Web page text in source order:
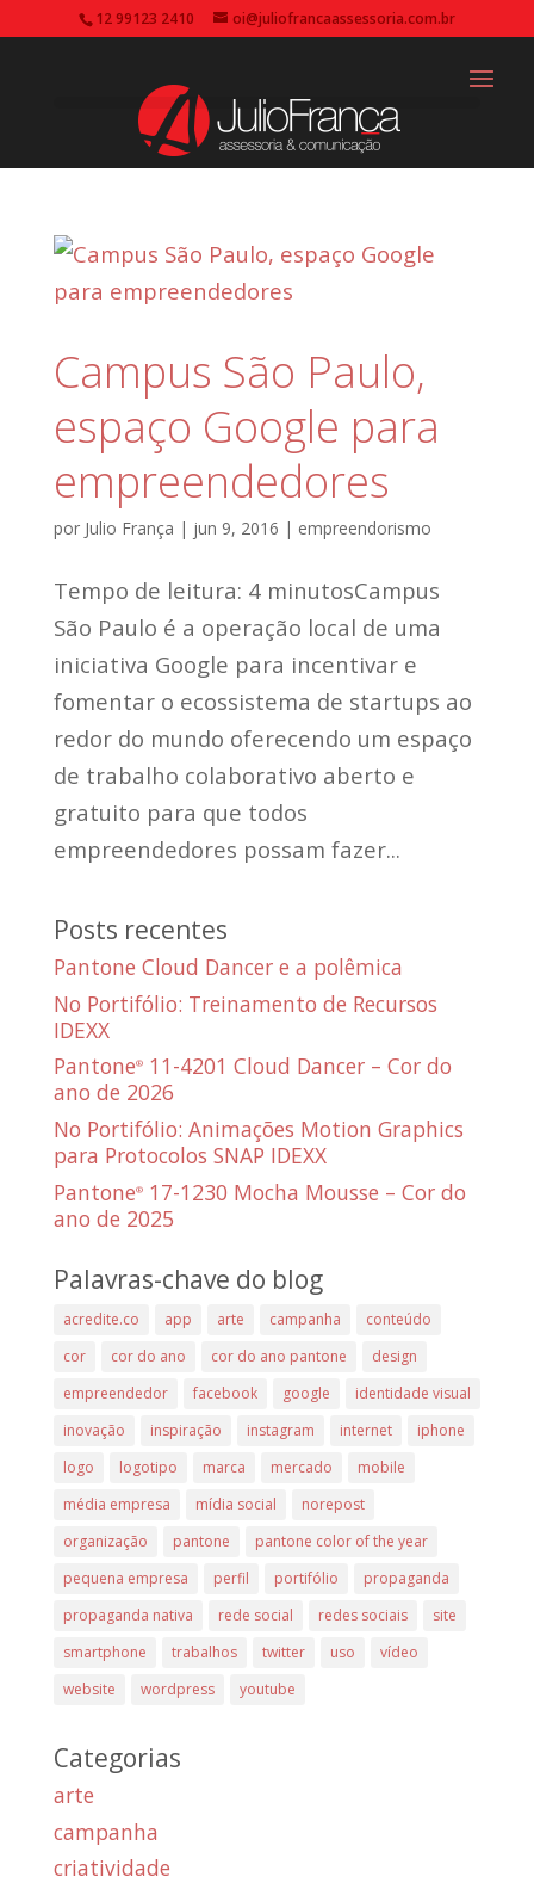
12 99123 2410 oi@juliofrancaassessoria.com.br
Campus São Paulo,
espaço Google para
empreendedores
por Julio França | jun 9, 2016 | empreendorismo
Tempo de leitura: 4 minutosCampus
São Paulo é a operação local de uma
iniciativa Google para incentivar e
fomentar o ecossistema de startups ao
redor do mundo oferecendo um espaço
de trabalho colaborativo aberto e
gratuito para que todos
empreendedores possam fazer...
Posts recentes
Pantone Cloud Dancer e a polêmica
No Portifólio: Treinamento de Recursos
IDEXX
Pantone®11-4201 Cloud Dancer – Cor do
ano de 2026
No Portifólio: Animações Motion Graphics
para Protocolos SNAP IDEXX
Pantone®17-1230 Mocha Mousse – Cor do
ano de 2025
Palavras-chave do blog
acredite.co app arte campanha
conteúdo
cor
cor do ano cor do ano pantone
design
empreendedor
facebook google
identidade visual
inovação
inspiração instagram internet
iphone
logo
logotipo marca mercado
mobile
média empresa
mídia social
norepost
organização
pantone
pantone color of the year
pequena empresa
perfil portifólio
propaganda
propaganda nativa
rede social redes sociais
site
smartphone
trabalhos twitter uso
vídeo
website
wordpress youtube
Categorias
arte
campanha
criatividade